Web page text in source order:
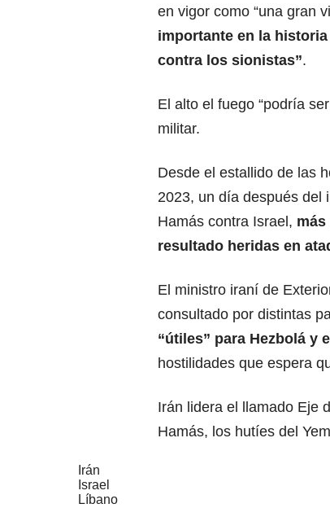
en vigor como “una gran
importante en la historia
contra los sionistas”.
El alto el fuego “podría ser
militar.
Desde el estallido de las
2023, un día después del
Hamás contra Israel, más
resultado heridas en
El ministro iraní de
consultado por distintas
“útiles” para Hezbolá y
hostilidades que espera
Irán lidera el llamado Eje
Hamás, los hutíes del
Irán
Israel
Líbano